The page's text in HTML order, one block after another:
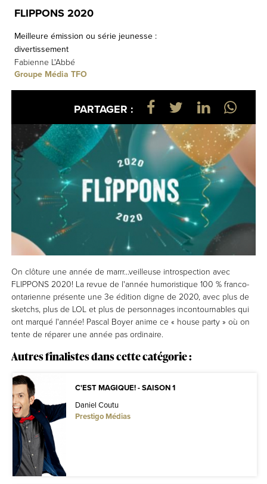
FLIPPONS 2020
Meilleure émission ou série jeunesse :
divertissement
Fabienne L'Abbé
Groupe Média TFO
PARTAGER :
On clôture une année de marrr...veilleuse introspection avec
FLIPPONS 2020! La revue de l'année humoristique 100 % franco-
ontarienne présente une 3e édition digne de 2020, avec plus de
sketchs, plus de LOL et plus de personnages incontournables qui
ont marqué l'année! Pascal Boyer anime ce « house party » où on
tente de réparer une année pas ordinaire.
Autres finalistes dans cette catégorie :
C'EST MAGIQUE! - SAISON 1
Daniel Coutu
Prestigo Médias